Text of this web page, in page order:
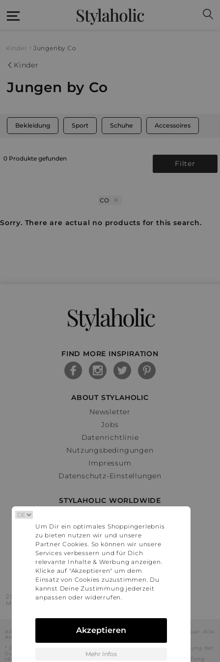
Stylaholic
Kinder Jungen by Co
Kinder
Jungen by Co
Bekleidung Sport Schuhe Accessoires
0 Produkte gefunden
Filter
CO
Sorry. There are actual no products for this search.
Stylaholic
FIND MORE INSPIRATION
ABOUT STYLAHOLIC
Newsletter
Jobs
Datenrichtlinie
Nutzungsbedingungen
Impressum
Datenschutz-Einstellungen
STYLAHOLIC WORLDWIDE
Österreich
Schweiz
France
United States
2016 - 2026 © Stylaholic.
Made for you with love in munich.
Alle Preise inkl. der jeweils geltenden gesetzlichen Mehrwertsteuer. Alle
Angaben ohne Gewähr.
* Die angezeigten Preise beinhalten Rabatte, die durch die Nutzung der
Gutschein-Codes auf den Seiten unserer Partner voraussichtlich
realisiert werden können. Stylaholic führt keine vollständige Prüfung
Um Dir ein optimales Shoppingerlebnis
zu bieten nutzen wir und unsere
Partner Cookies. So können wir unsere
Services verbessern und für Dich
relevante Inhalte & Werbung anzeigen.
Klicke auf "Akzeptieren" um dem
Einsatz von Cookies zuzustimmen. Du
kannst Deine Zustimmung jederzeit
anpassen oder widerrufen.
Akzeptieren
Mehr Infos